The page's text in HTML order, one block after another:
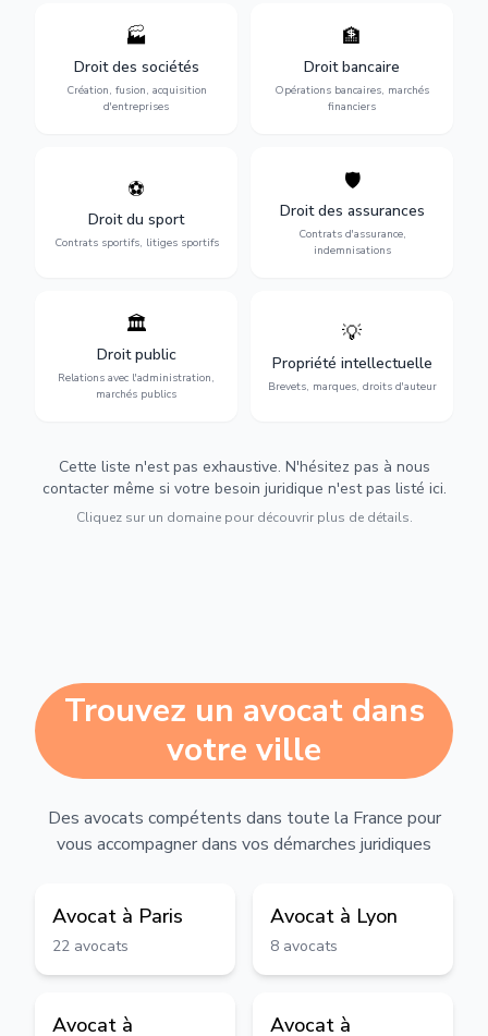
🏭
Droit des sociétés
Création, fusion, acquisition
d'entreprises
Structuration de votre
société : création, fusion-
acquisition, gouvernance et
restructuration.
🏦
Droit bancaire
Opérations bancaires, marchés
financiers
Gestion de vos opérations
financières : contentieux
bancaire, investissements et
régulation.
⚽
Droit du sport
Contrats sportifs, litiges sportifs
Expertise en droit sportif :
transferts, sponsoring et
contentieux.
🛡️
Droit des assurances
Contrats d'assurance,
indemnisations
Défense de vos intérêts :
contrats d'assurance,
sinistres et indemnisations
optimales.
🏛️
Droit public
Relations avec l'administration,
marchés publics
Gestion de vos relations
avec l'administration :
marchés publics,
urbanisme et contentieux.
💡
Propriété intellectuelle
Brevets, marques, droits d'auteur
Protection de vos créations
d'auteur et lutte contre la
contrefaçon.
Cette liste n'est pas exhaustive. N'hésitez pas à nous
contacter même si votre besoin juridique n'est pas listé ici.
Cliquez sur un domaine pour découvrir plus de détails.
Trouvez un avocat dans
votre ville
Des avocats compétents dans toute la France pour
vous accompagner dans vos démarches juridiques
Avocat à Paris
22 avocats
Avocat à Lyon
8 avocats
Avocat à
Avocat à